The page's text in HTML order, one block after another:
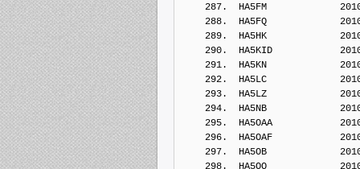
287.  HA5FM
288.  HA5FQ
289.  HA5HK
290.  HA5KID
291.  HA5KN
292.  HA5LC
293.  HA5LZ
294.  HA5NB
295.  HA5OAA
296.  HA5OAF
297.  HA5OB
298.  HA5OO